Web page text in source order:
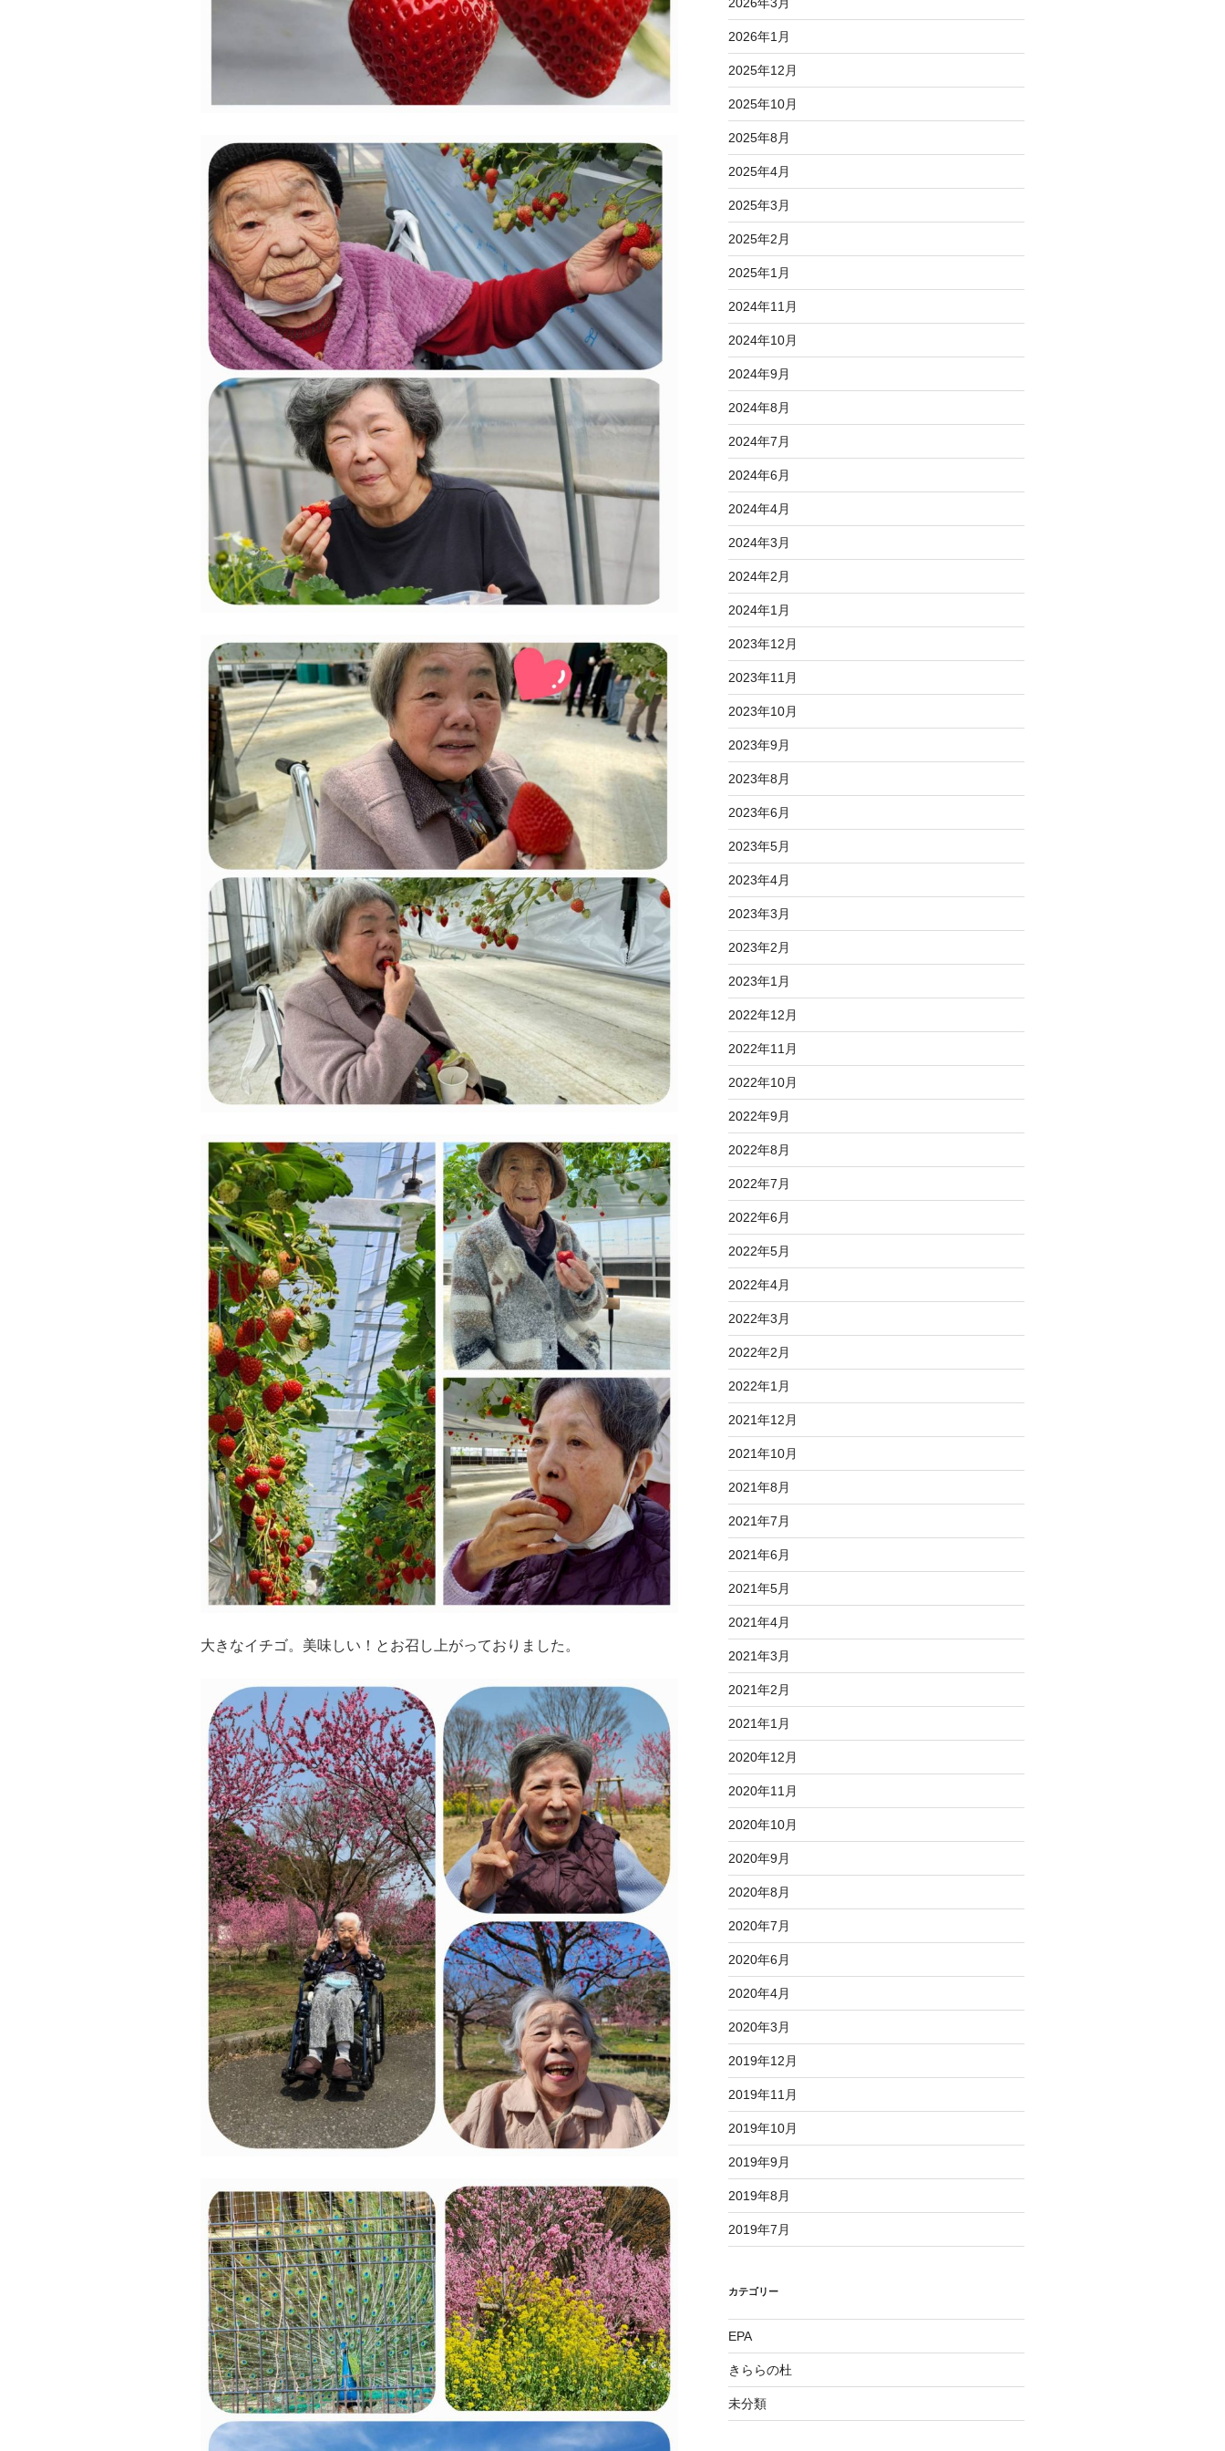
大きなイチゴ。美味しい！とお召し上がっておりました。
2026年1月
2025年12月
2025年10月
2025年8月
2025年4月
2025年3月
2025年2月
2025年1月
2024年11月
2024年10月
2024年9月
2024年8月
2024年7月
2024年6月
2024年4月
2024年3月
2024年2月
2024年1月
2023年12月
2023年11月
2023年10月
2023年9月
2023年8月
2023年6月
2023年5月
2023年4月
2023年3月
2023年2月
2023年1月
2022年12月
2022年11月
2022年10月
2022年9月
2022年8月
2022年7月
2022年6月
2022年5月
2022年4月
2022年3月
2022年2月
2022年1月
2021年12月
2021年10月
2021年8月
2021年7月
2021年6月
2021年5月
2021年4月
2021年3月
2021年2月
2021年1月
2020年12月
2020年11月
2020年10月
2020年9月
2020年8月
2020年7月
2020年6月
2020年4月
2020年3月
2019年12月
2019年11月
2019年10月
2019年9月
2019年8月
2019年7月
カテゴリー
EPA
きららの杜
未分類